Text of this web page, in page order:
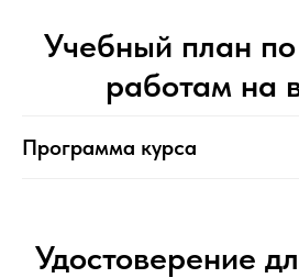
Учебный план
работам на
Программа курса
Удостоверение